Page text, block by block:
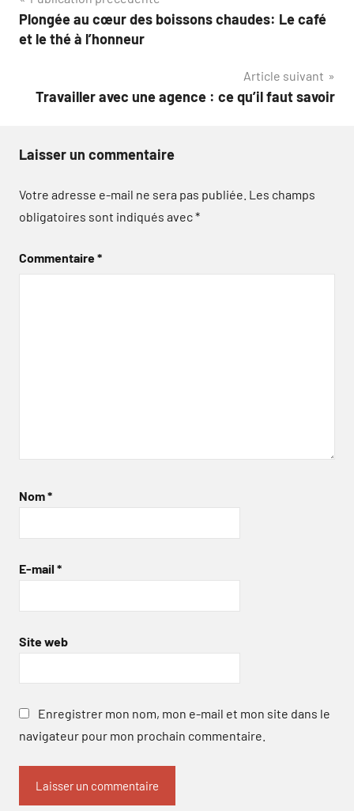
de
Plongée au cœur des boissons chaudes: Le café
et le thé à l’honneur
Article suivant
Travailler avec une agence : ce qu’il faut savoir
Laisser un commentaire
Votre adresse e-mail ne sera pas publiée. Les champs
obligatoires sont indiqués avec*
Commentaire*
Nom*
E-mail *
Site web
Enregistrer mon nom, mon e-mail et mon site dans le
navigateur pour mon prochain commentaire.